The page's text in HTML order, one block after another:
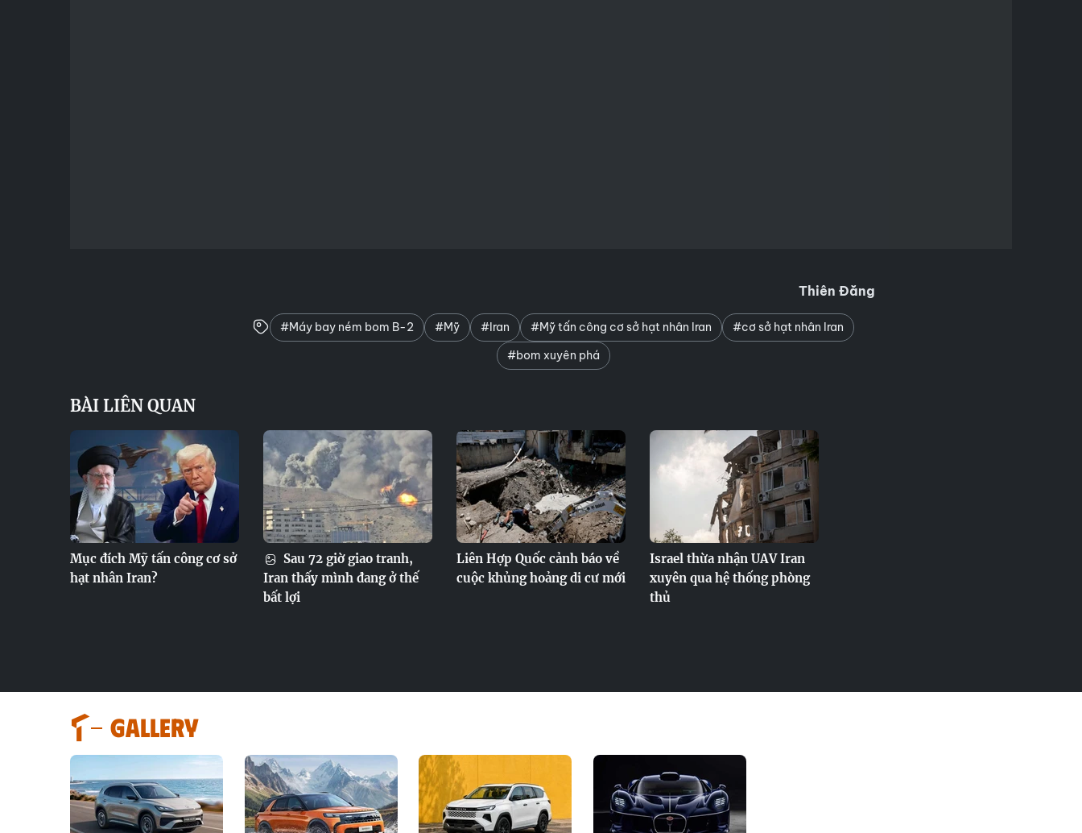
Thiên Đăng
#Máy bay ném bom B-2 #Mỹ #Iran #Mỹ tấn công cơ sở hạt nhân Iran
#cơ sở hạt nhân Iran
#bom xuyên phá
BÀI LIÊN QUAN
Mục đích Mỹ tấn công cơ sở
hạt nhân Iran?
Sau 72 giờ giao tranh,
Iran thấy mình đang ở thế
bất lợi
Liên Hợp Quốc cảnh báo về
cuộc khủng hoảng di cư mới
Israel thừa nhận UAV Iran
xuyên qua hệ thống phòng
thủ
GALLERY